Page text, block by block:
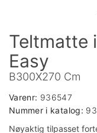
Teltmatte
Easy
B300X270 Cm
Varenr: 936547
Nummer i katalog:
Nøyaktig tilpasset